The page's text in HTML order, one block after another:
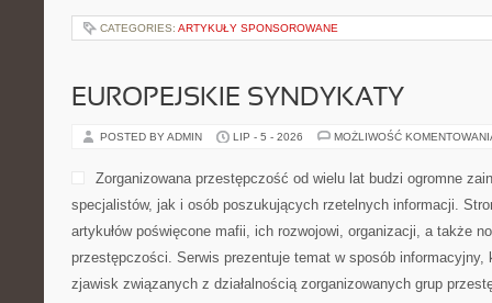
CATEGORIES: ARTYKUŁY SPONSOROWANE
EUROPEJSKIE SYNDYKATY
POSTED BY ADMIN LIP - 5 - 2026 MOŻLIWOŚĆ
Zorganizowana przestępczość od wielu lat budzi ogromne
specjalistów, jak i osób poszukujących rzetelnych informacji.
artykułów poświęcone mafii, ich rozwojowi, organizacji, a także
przestępczości. Serwis prezentuje temat w sposób informacyjny,
zjawisk związanych z działalnością zorganizowanych grup